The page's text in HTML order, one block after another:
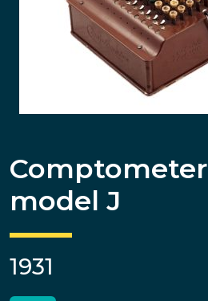
Comptometer
model J
1931